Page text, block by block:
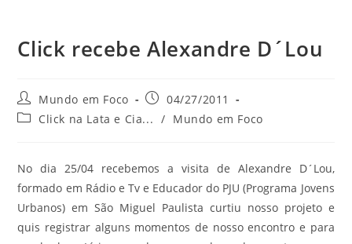
Click recebe Alexandre D´Lou
Autor
do
post:
Mundo em Foco
Post
publicado:
04/27/2011
Categoria
Click na Lata e Cia... / Mundo em Foco
No dia 25/04 recebemos a visita de Alexandre D´Lou,
formado em Rádio e Tv e Educador do PJU (Programa Jovens
Urbanos) em São Miguel Paulista curtiu nosso projeto e
quis registrar alguns momentos de nosso encontro e para